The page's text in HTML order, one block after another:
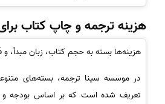
هزینه ترجمه و چاپ کتاب
هزینه‌ها بسته به حجم کتاب، زبان مبدأ،
در موسسه سینا ترجمه، بسته‌های
تعریف شده است که بر اساس بودجه و